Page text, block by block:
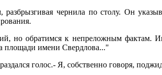
чернила по столу. Он
но обратимся к непреложным фактам.
площади имени Свердлова..."
голос.- Я, собственно говоря,